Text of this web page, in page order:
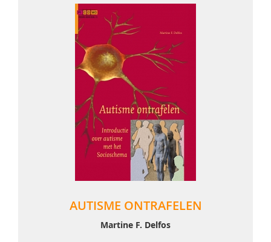
AUTISME ONTRAFELEN
Martine F. Delfos